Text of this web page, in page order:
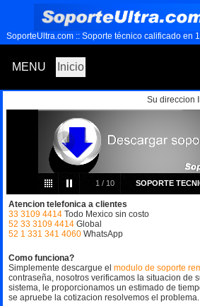
SoporteUltra.com :: Soporte técnico calificado en
MENU Inicio
Su direccion
1 / 10 SOPORTE
programa para recibir
Atencion telefonica a clientes
33 3109 4414 Todo Mexico sin costo
52 33 3109 4414 Global
52 1 331 341 4060 WhatsApp
Como funciona?
Simplemente descargue el modulo de soporte
contraseña, nosotros verificamos la situacion de
sistema, le proporcionamos un estimado de
se apruebe la cotizacion resolvemos el problema.